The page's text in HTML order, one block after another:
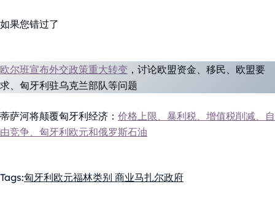
如果您错过了
欧尔班宣布外交政策重大转变 ，讨论欧盟资金、移民、欧盟要
求、匈牙利驻乌克兰部队等问题
蒂萨河将颠覆匈牙利经济： 价格上限、暴利税、增值税削减、自
由竞争、匈牙利欧元和俄罗斯石油
Tags:匈牙利欧元福林类别 商业马扎尔政府